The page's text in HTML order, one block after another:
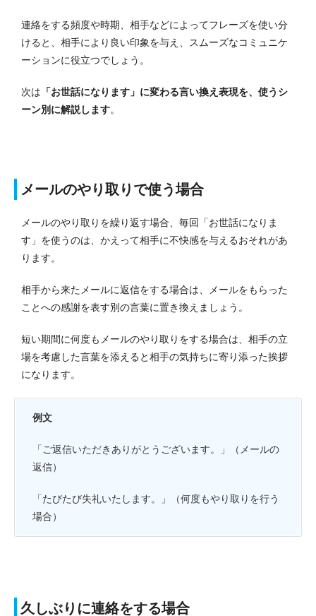
連絡をする頻度や時期、相手などによってフレーズを使い分
けると、相手により良い印象を与え、スムーズなコミュニケ
ーションに役立つでしょう。
次は 「お世話になります」に変わる言い換え表現を、使うシ
ーン別に解説します。
メールのやり取りで使う場合
メールのやり取りを繰り返す場合、毎回「お世話になりま
す」を使うのは、かえって相手に不快感を与えるおそれがあ
ります。
相手から来たメールに返信をする場合は、メールをもらった
ことへの感謝を表す別の言葉に置き換えましょう。
短い期間に何度もメールのやり取りをする場合は、相手の立
場を考慮した言葉を添えると相手の気持ちに寄り添った挨拶
になります。
例文
「ご返信いただきありがとうございます。」（メールの
返信）
「たびたび失礼いたします。」（何度もやり取りを行う
場合）
久しぶりに連絡をする場合